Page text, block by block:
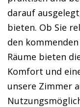
darauf
bieten. Ob Sie
den
Räume bieten
Komfort und
unsere Zimmer